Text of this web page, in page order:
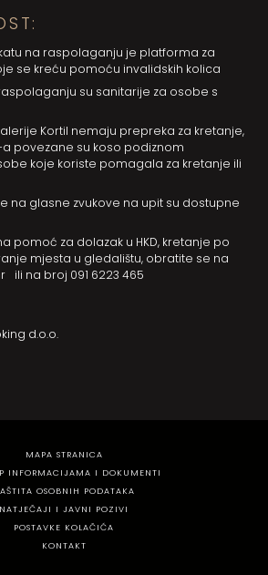
na raspolaganju je platforma za
se kreću pomoću invalidskih kolica
su sanitarije za osobe s
Kortil nemaju prepreka za kretanje,
a povezane su koso podiznom
koje koriste pomagala za kretanje ili
na glasne zvukove na upit su dostupne
pomoć za dolazak u HKD, kretanje po
mjesta u gledalištu, obratite se na
ili na broj 091 6223 465
d.o.o.
MAPA STRANICA
INFORMACIJAMA I DOKUMENTI
OSOBNIH PODATAKA
NATJEČAJI I JAVNI POZIVI
POSTAVKE KOLAČIĆA
KONTAKT